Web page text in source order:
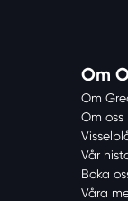
Om
Om
Om oss
Vår
Boka
Våra